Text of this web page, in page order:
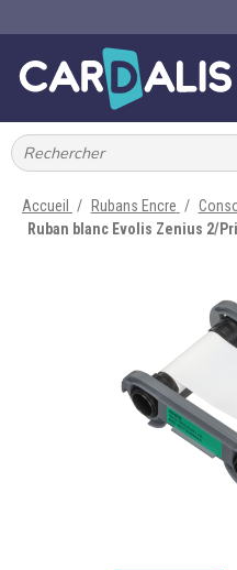
IMPRIMANTES À BADGES
CARTE ET BADGE
Accueil Rubans Encre
Ruban blanc Evolis Zenius 2/